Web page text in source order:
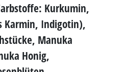
Kurkumin,
Karmin, Indigotin),
Manuka
Honig,